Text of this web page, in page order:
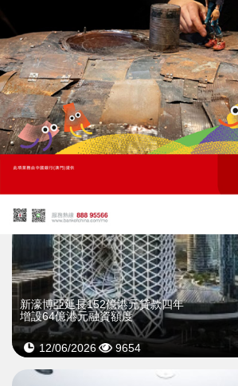
內地5月新增貸款回升超預期
企業融資撐起信貸增長
14/06/2026 15712
新濠博亞延長152億港元貸款四年
增設64億港元融資額度
12/06/2026 9654